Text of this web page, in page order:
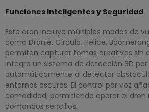
Funciones Inteligentes y Seguridad
Este dron incluye múltiples modos de
como Dronie, Círculo, Hélice,
permiten capturar tomas creativas sin
integra un sistema de detección 3D
automáticamente al detectar
entornos oscuros. El control por voz
comodidad, permitiendo operar el
comandos sencillos.